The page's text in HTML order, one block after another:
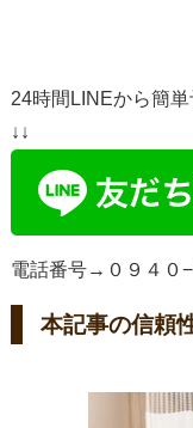
24時間LINEから簡
↓↓
電話番号→０９４０
本記事の信頼